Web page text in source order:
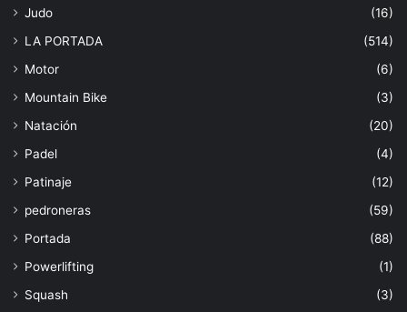
Judo
(16)
LA PORTADA
(514)
Motor
(6)
Mountain Bike
(3)
Natación
(20)
Padel
(4)
Patinaje
(12)
pedroneras
(59)
Portada
(88)
Powerlifting
(1)
Squash
(3)